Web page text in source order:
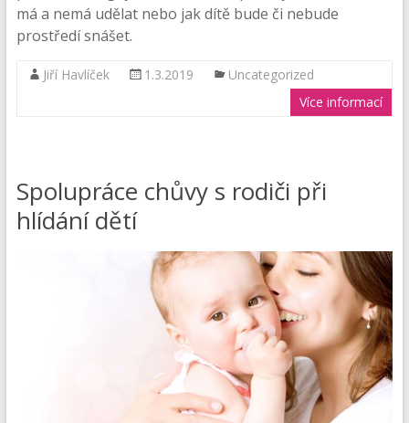
má a nemá udělat nebo jak dítě bude či nebude
prostředí snášet.
Jiří Havlíček 1.3.2019
Uncategorized
Více informací
Spolupráce chůvy s rodiči při
hlídání dětí